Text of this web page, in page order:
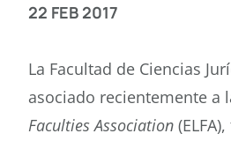
noticias
22 FEB 2017
La Facultad de Ciencias
asociado recientemente a
Faculties Association